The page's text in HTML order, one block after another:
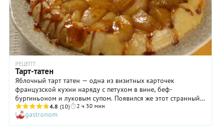
РЕЦЕПТ
Тарт-татен
Яблочный тарт татен — одна из визитных карточек
французской кухни наряду с петухом в вине, беф-
бургиньоном и луковым супом. Появился же этот странный,
перевернутый пирог на свет, как это часто бывает,
совершенно случайно, на кухне семейного отеля, которым
управляли сестры Татен, в городке Ламот-Бёврон. Гостиница
4.8 (10) 2 ч 30 мин
gastronom